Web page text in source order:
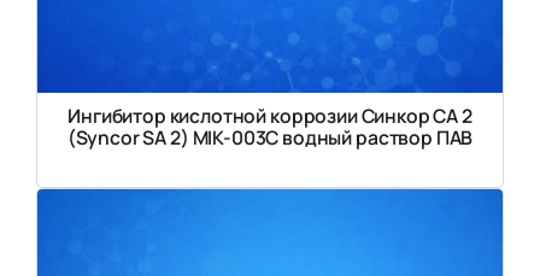
Ингибитор кислотной коррозии Синкор СА 2
(Syncor SA 2) MIK-003C водный раствор ПАВ